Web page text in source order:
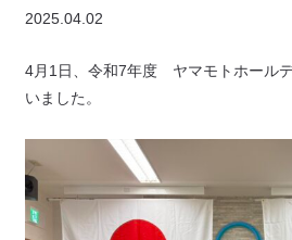
2025.04.02
4月1日、令和7年度 ヤマモトホール
いました。